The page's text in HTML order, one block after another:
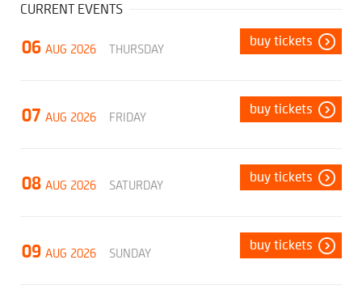
CURRENT EVENTS
06 AUG 2026 THURSDAY
buy tickets
07 AUG 2026 FRIDAY
buy tickets
08 AUG 2026 SATURDAY
buy tickets
09 AUG 2026 SUNDAY
buy tickets